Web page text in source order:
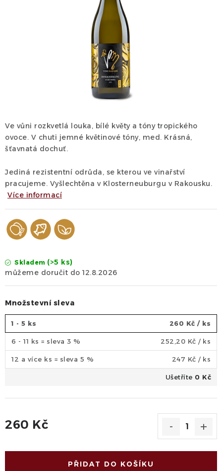
Kontakty
Vinné zážitky
Ve vůni rozkvetlá louka, bílé květy a tóny tropického
ovoce. V chuti jemné květinové tóny, med. Krásná,
šťavnatá dochuť.
Jediná rezistentní odrůda, se kterou ve vinařství
pracujeme. Vyšlechtěna v Klosterneuburgu v Rakousku.
Více informací
Skladem (>5 ks)
12.8.2026
Množstevní sleva
1 - 5 ks 260 Kč / ks
6 - 11 ks = sleva 3 % 252,20 Kč / ks
12 a více ks = sleva 5 % 247 Kč / ks
Ušetříte 0 Kč
260 Kč
PŘIDAT DO KOŠÍKU